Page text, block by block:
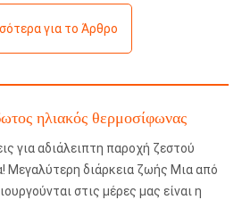
για το Άρθρο
ηλιακός θερμοσίφωνας
για αδιάλειπτη παροχή ζεστού
Μεγαλύτερη διάρκεια ζωής Μια από
στις μέρες μας είναι η